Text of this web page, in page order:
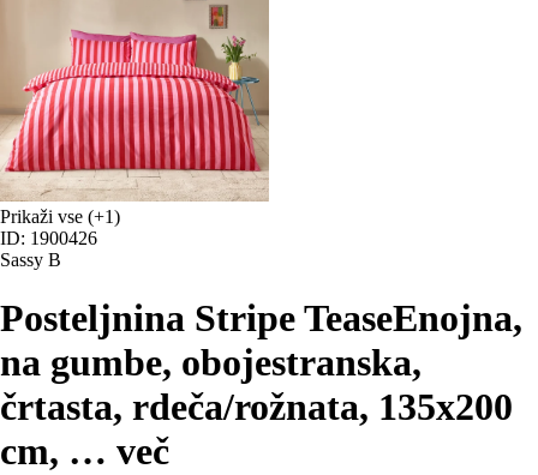
Prikaži vse (+1)
ID: 1900426
Sassy B
Posteljnina Stripe TeaseEnojna,
na gumbe, obojestranska,
črtasta, rdeča/rožnata, 135x200
cm, … več